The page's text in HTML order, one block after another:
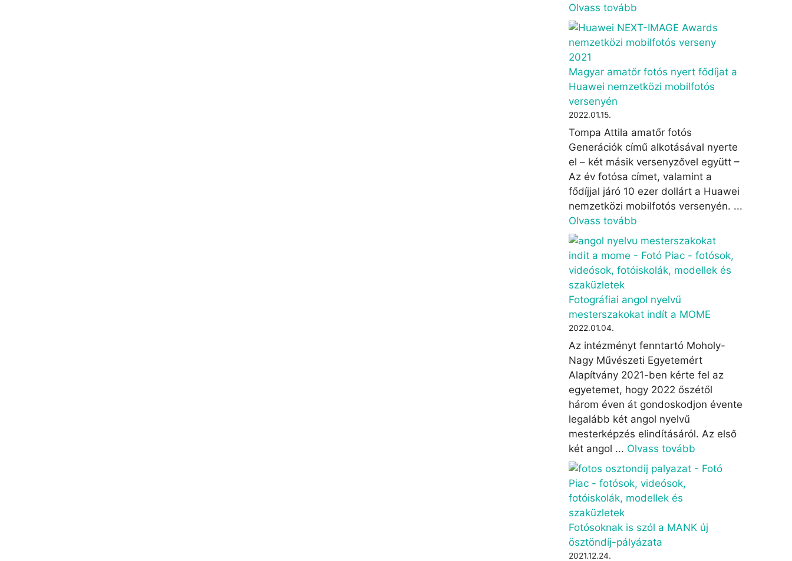
Olvass tovább
Magyar amatőr fotós nyert fődíjat a
Huawei nemzetközi mobilfotós
versenyén
2022.01.15.
Tompa Attila amatőr fotós
Generációk című alkotásával nyerte
el – két másik versenyzővel együtt –
Az év fotósa címet, valamint a
fődíjjal járó 10 ezer dollárt a Huawei
nemzetközi mobilfotós versenyén. ...
Olvass tovább
Fotográfiai angol nyelvű
mesterszakokat indít a MOME
2022.01.04.
Az intézményt fenntartó Moholy-
Nagy Művészeti Egyetemért
Alapítvány 2021-ben kérte fel az
egyetemet, hogy 2022 őszétől
három éven át gondoskodjon évente
legalább két angol nyelvű
mesterképzés elindításáról. Az első
két angol ... Olvass tovább
Fotósoknak is szól a MANK új
ösztöndíj-pályázata
2021.12.24.